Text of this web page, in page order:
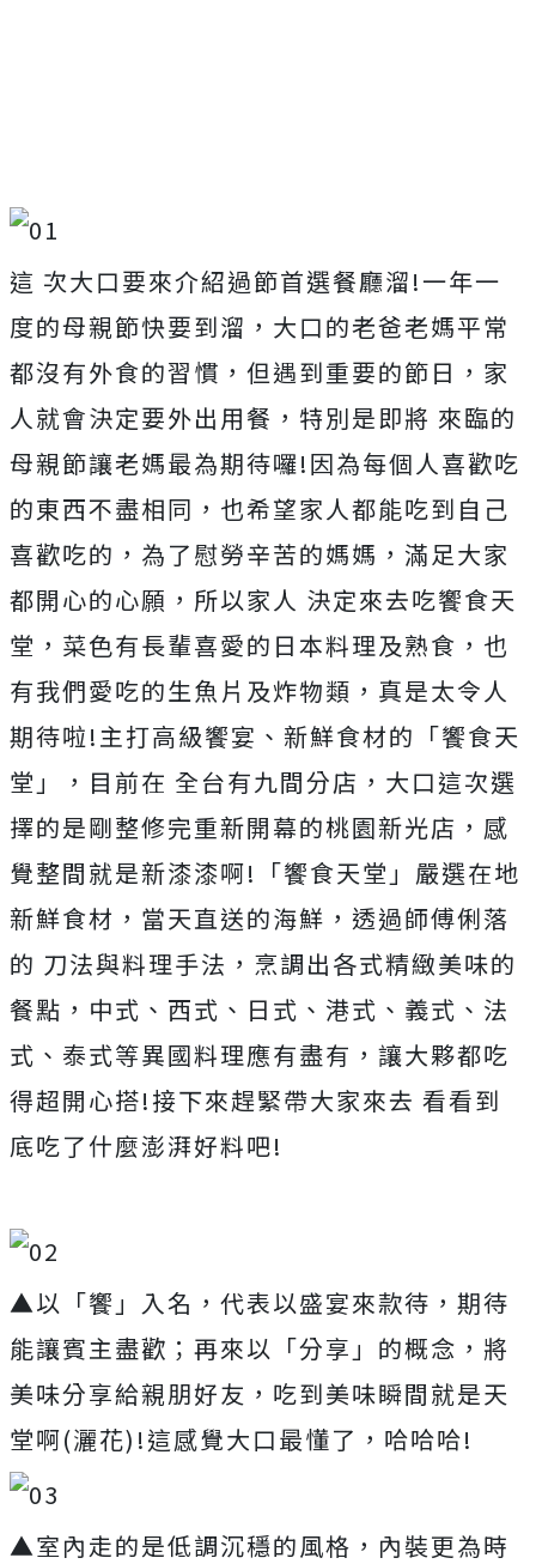
這 次大口要來介紹過節首選餐廳溜!一年一
度的母親節快要到溜，大口的老爸老媽平常
都沒有外食的習慣，但遇到重要的節日，家
人就會決定要外出用餐，特別是即將 來臨的
母親節讓老媽最為期待囉!因為每個人喜歡吃
的東西不盡相同，也希望家人都能吃到自己
喜歡吃的，為了慰勞辛苦的媽媽，滿足大家
都開心的心願，所以家人 決定來去吃饗食天
堂，菜色有長輩喜愛的日本料理及熟食，也
有我們愛吃的生魚片及炸物類，真是太令人
期待啦!主打高級饗宴、新鮮食材的「饗食天
堂」，目前在 全台有九間分店，大口這次選
擇的是剛整修完重新開幕的桃園新光店，感
覺整間就是新漆漆啊!「饗食天堂」嚴選在地
新鮮食材，當天直送的海鮮，透過師傅俐落
的 刀法與料理手法，烹調出各式精緻美味的
餐點，中式、西式、日式、港式、義式、法
式、泰式等異國料理應有盡有，讓大夥都吃
得超開心搭!接下來趕緊帶大家來去 看看到
底吃了什麼澎湃好料吧!
▲以「饗」入名，代表以盛宴來款待，期待
能讓賓主盡歡；再來以「分享」的概念，將
美味分享給親朋好友，吃到美味瞬間就是天
堂啊(灑花)!這感覺大口最懂了，哈哈哈!
▲室內走的是低調沉穩的風格，內裝更為時